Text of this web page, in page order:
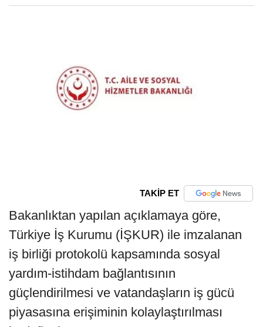
TAKİP ET
Bakanlıktan yapılan açıklamaya göre,
Türkiye İş Kurumu (İŞKUR) ile imzalanan
iş birliği protokolü kapsamında sosyal
yardım-istihdam bağlantısının
güçlendirilmesi ve vatandaşların iş gücü
piyasasına erişiminin kolaylaştırılması